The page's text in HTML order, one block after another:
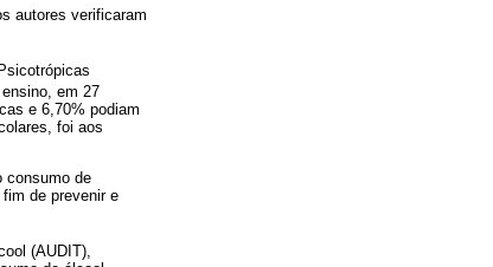
autores verificaram
em 27
e 6,70% podiam
foi aos
consumo de
de prevenir e
(AUDIT),